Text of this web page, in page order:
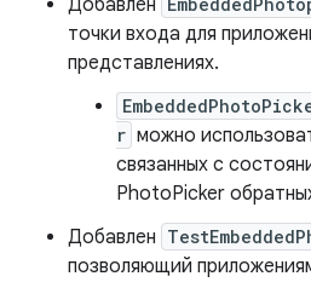
Добавлен
точки входа для
представлениях.
r можно
связанных с
PhotoPicker
Добавлен
позволяющий